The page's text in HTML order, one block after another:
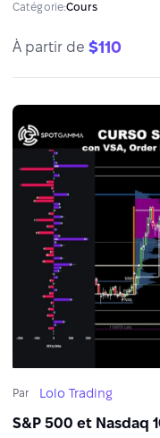
Catégorie:Cours
À partir de $110
Par Lolo Trading
S&P 500 et Nasdaq